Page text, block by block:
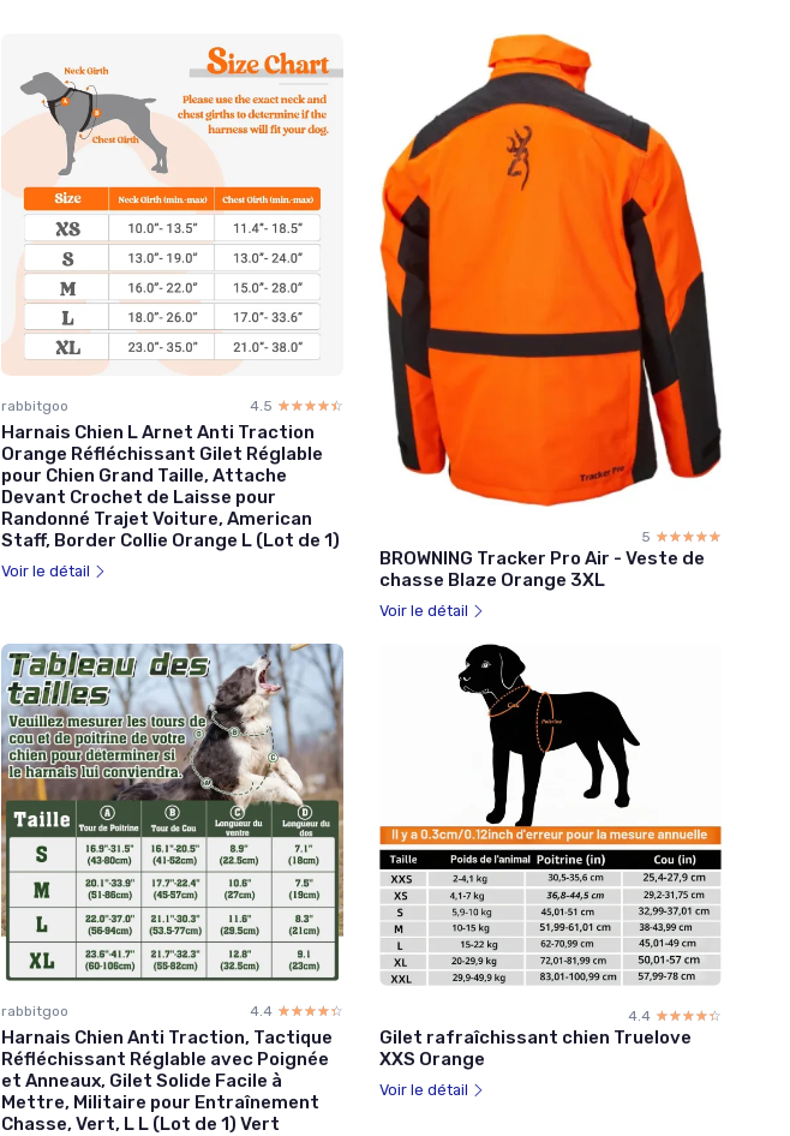
rabbitgoo 4.5 ☆☆☆☆☆
★★★★★
Harnais Chien L Arnet Anti Traction
Orange Réfléchissant Gilet Réglable
pour Chien Grand Taille, Attache
Devant Crochet de Laisse pour
Randonné Trajet Voiture, American
Staff, Border Collie Orange L (Lot de 1)
Voir le détail
5 ☆☆☆☆☆
★★★★★
BROWNING Tracker Pro Air - Veste de
chasse Blaze Orange 3XL
Voir le détail
rabbitgoo 4.4 ☆☆☆☆☆
★★★★★
Harnais Chien Anti Traction, Tactique
Réfléchissant Réglable avec Poignée
et Anneaux, Gilet Solide Facile à
Mettre, Militaire pour Entraînement
Chasse, Vert, L L (Lot de 1) Vert
4.4 ☆☆☆☆☆
★★★★★
Gilet rafraîchissant chien Truelove
XXS Orange
Voir le détail